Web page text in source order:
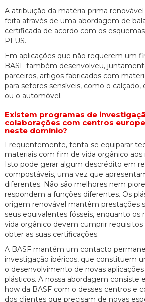
A atribuição da matéria-prima
feita através de uma abordagem de
certificada de acordo com os
PLUS.
Em aplicações que não requerem um
BASF também desenvolveu,
parceiros, artigos fabricados com
para setores sensíveis, como o
ou o automóvel.
Existem programas de
colaborações com centros
neste domínio?
Frequentemente, tenta-se equiparar
materiais com fim de vida orgânico aos
Isto pode gerar algum descrédito em
compostáveis, uma vez que
diferentes. Não são melhores nem
respondem a funções diferentes. Os
origem renovável mantêm prestações
seus equivalentes fósseis, enquanto
vida orgânico devem cumprir requisitos
obter as suas certificações.
A BASF mantém um contacto
investigação ibéricos, que constituem
o desenvolvimento de novas
plásticos. A nossa abordagem consiste
how da BASF com o desses centros e
dos clientes que precisam de novas